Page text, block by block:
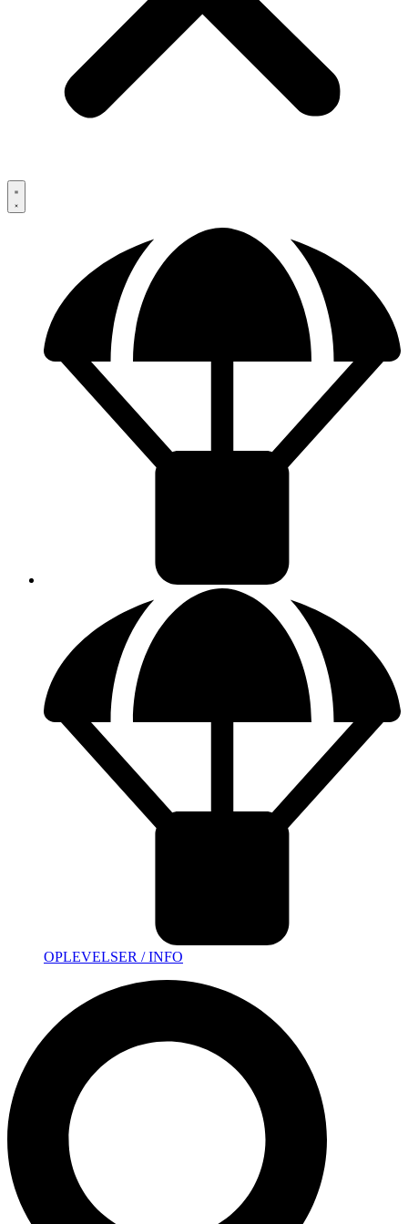
OPLEVELSER / INFO